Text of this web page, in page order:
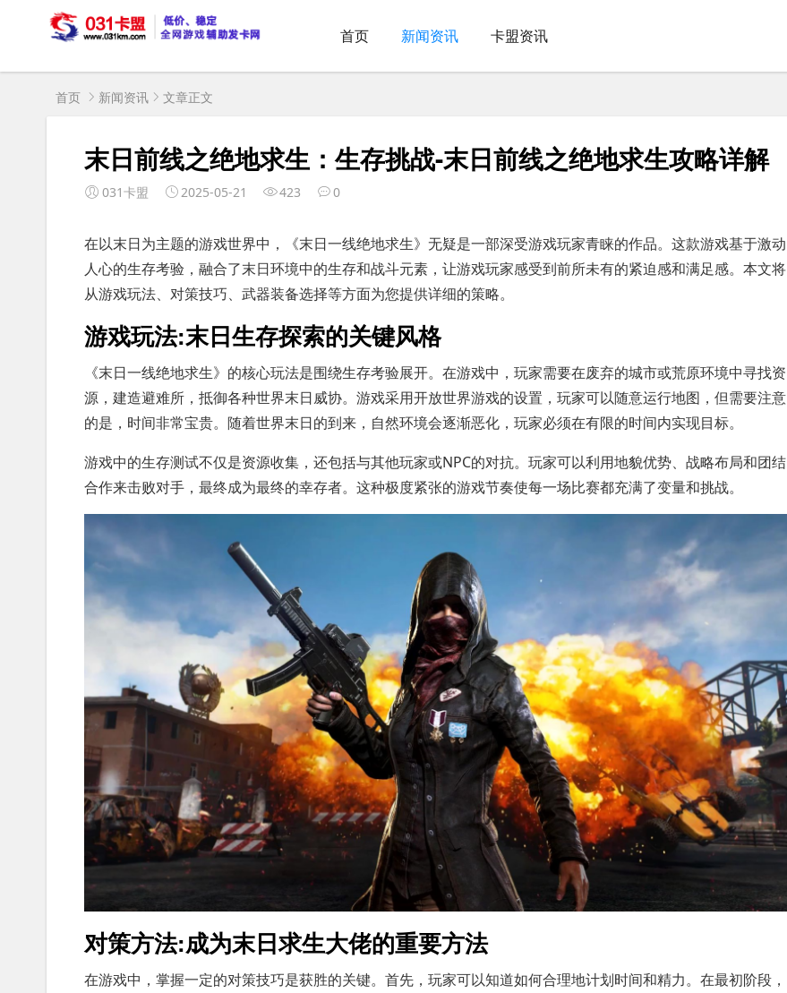
首页 新闻资讯 卡盟资讯
首页 新闻资讯 文章正文
末日前线之绝地求生：生存挑战-末日前线之绝地求生攻略详解
031卡盟 2025-05-21 423 0
在以末日为主题的游戏世界中，《末日一线绝地求生》无疑是一部深受游戏玩家青睐的作品。这款游戏基于激动
人心的生存考验，融合了末日环境中的生存和战斗元素，让游戏玩家感受到前所未有的紧迫感和满足感。本文将
从游戏玩法、对策技巧、武器装备选择等方面为您提供详细的策略。
游戏玩法:末日生存探索的关键风格
《末日一线绝地求生》的核心玩法是围绕生存考验展开。在游戏中，玩家需要在废弃的城市或荒原环境中寻找资
源，建造避难所，抵御各种世界末日威协。游戏采用开放世界游戏的设置，玩家可以随意运行地图，但需要注意
的是，时间非常宝贵。随着世界末日的到来，自然环境会逐渐恶化，玩家必须在有限的时间内实现目标。
游戏中的生存测试不仅是资源收集，还包括与其他玩家或NPC的对抗。玩家可以利用地貌优势、战略布局和团结
合作来击败对手，最终成为最终的幸存者。这种极度紧张的游戏节奏使每一场比赛都充满了变量和挑战。
对策方法:成为末日求生大佬的重要方法
在游戏中，掌握一定的对策技巧是获胜的关键。首先，玩家可以知道如何合理地计划时间和精力。在最初阶段，